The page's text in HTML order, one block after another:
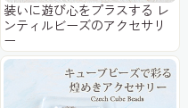
装いに遊び心をプラスする レ
ンティルビーズのアクセサリ
ー